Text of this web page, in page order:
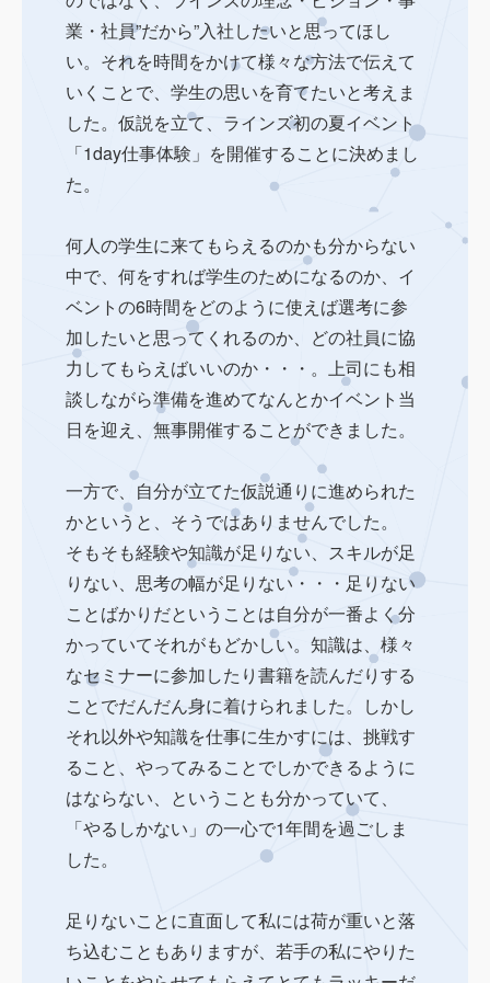
業・社員”だから”入社したいと思ってほし
い。それを時間をかけて様々な方法で伝えて
いくことで、学生の思いを育てたいと考えま
した。仮説を立て、ラインズ初の夏イベント
「1day仕事体験」を開催することに決めまし
た。
何人の学生に来てもらえるのかも分からない
中で、何をすれば学生のためになるのか、イ
ベントの6時間をどのように使えば選考に参
加したいと思ってくれるのか、どの社員に協
力してもらえばいいのか・・・。上司にも相
談しながら準備を進めてなんとかイベント当
日を迎え、無事開催することができました。
一方で、自分が立てた仮説通りに進められた
かというと、そうではありませんでした。
そもそも経験や知識が足りない、スキルが足
りない、思考の幅が足りない・・・足りない
ことばかりだということは自分が一番よく分
かっていてそれがもどかしい。知識は、様々
なセミナーに参加したり書籍を読んだりする
ことでだんだん身に着けられました。しかし
それ以外や知識を仕事に生かすには、挑戦す
ること、やってみることでしかできるように
はならない、ということも分かっていて、
「やるしかない」の一心で1年間を過ごしま
した。
足りないことに直面して私には荷が重いと落
ち込むこともありますが、若手の私にやりた